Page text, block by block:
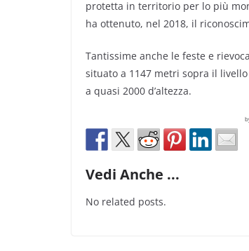
protetta in territorio per lo più
ha ottenuto, nel 2018, il
Tantissime anche le feste e
situato a 1147 metri sopra il
a quasi 2000 d’altezza.
Vedi Anche ...
No related posts.